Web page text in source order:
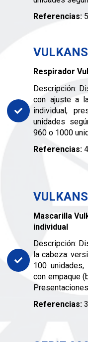
Referencias:
Respirador
Descripción:
con ajuste a
individual,
unidades
960 o 1000
Referencias:
Mascarilla
individual
Descripción:
la cabeza:
100
con empaque
Referencias: